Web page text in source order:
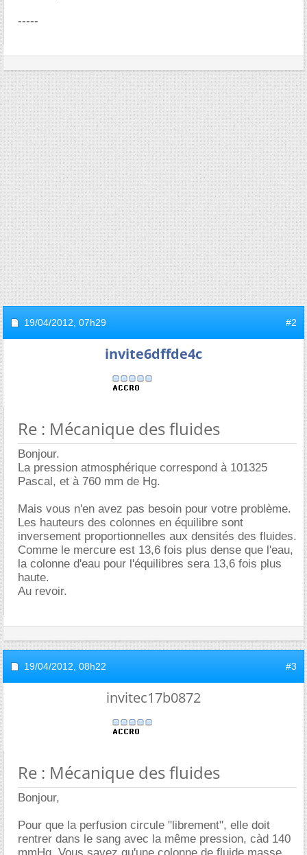
-----
19/04/2012, 07h29 #2
invite6dffde4c
Re : Mécanique des fluides
Bonjour.
La pression atmosphérique correspond à 101325
Pascal, et à 760 mm de Hg.
Mais vous n'en avez pas besoin pour votre problème.
Les hauteurs des colonnes en équilibre sont
inversement proportionnelles aux densités des fluides.
Comme le mercure est 13,6 fois plus dense que l'eau,
la colonne d'eau pour l'équilibres sera 13,6 fois plus
haute.
Au revoir.
19/04/2012, 08h22 #3
invitec17b0872
Re : Mécanique des fluides
Bonjour,
Pour que la perfusion circule "librement", elle doit
rentrer dans le sang avec la même pression, càd 140